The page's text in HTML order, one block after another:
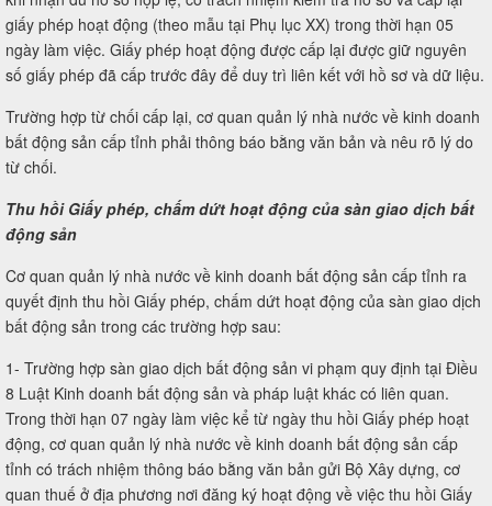
giấy phép hoạt động (theo mẫu tại Phụ lục XX) trong thời hạn 05
ngày làm việc. Giấy phép hoạt động được cấp lại được giữ nguyên
số giấy phép đã cấp trước đây để duy trì liên kết với hồ sơ và dữ liệu.
Trường hợp từ chối cấp lại, cơ quan quản lý nhà nước về kinh doanh
bất động sản cấp tỉnh phải thông báo bằng văn bản và nêu rõ lý do
từ chối.
Thu hồi Giấy phép, chấm dứt hoạt động của sàn giao dịch bất
động sản
Cơ quan quản lý nhà nước về kinh doanh bất động sản cấp tỉnh ra
quyết định thu hồi Giấy phép, chấm dứt hoạt động của sàn giao dịch
bất động sản trong các trường hợp sau:
1- Trường hợp sàn giao dịch bất động sản vi phạm quy định tại Điều
8 Luật Kinh doanh bất động sản và pháp luật khác có liên quan.
Trong thời hạn 07 ngày làm việc kể từ ngày thu hồi Giấy phép hoạt
động, cơ quan quản lý nhà nước về kinh doanh bất động sản cấp
tỉnh có trách nhiệm thông báo bằng văn bản gửi Bộ Xây dựng, cơ
quan thuế ở địa phương nơi đăng ký hoạt động về việc thu hồi Giấy